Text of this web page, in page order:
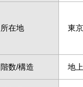
所在地 東
階数/構造 地